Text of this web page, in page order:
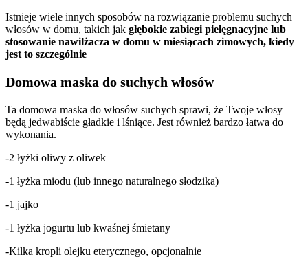
Istnieje wiele innych sposobów na rozwiązanie problemu suchych
włosów w domu, takich jak głębokie zabiegi pielęgnacyjne lub
stosowanie nawilżacza w domu w miesiącach zimowych, kiedy
jest to szczególnie
Domowa maska do suchych włosów
Ta domowa maska do włosów suchych sprawi, że Twoje włosy
będą jedwabiście gładkie i lśniące. Jest również bardzo łatwa do
wykonania.
-2 łyżki oliwy z oliwek
-1 łyżka miodu (lub innego naturalnego słodzika)
-1 jajko
-1 łyżka jogurtu lub kwaśnej śmietany
-Kilka kropli olejku eterycznego, opcjonalnie